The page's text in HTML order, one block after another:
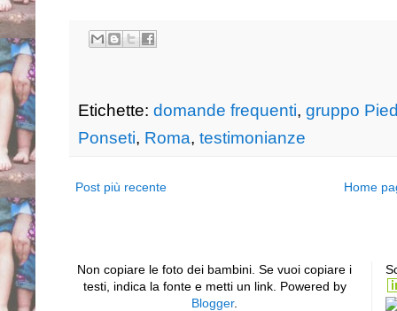
Etichette: domande frequenti, gruppo
Ponseti, Roma, testimonianze
Post più recente Home
Non copiare le foto dei bambini. Se vuoi copiare i
testi, indica la fonte e metti un link. Powered by
Blogger.